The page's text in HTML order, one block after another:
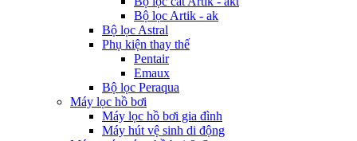
Bộ lọc Artik - ak
Bộ lọc Astral
Phụ kiện thay thế
Pentair
Emaux
Bộ lọc Peraqua
Máy lọc hồ bơi
Máy lọc hồ bơi gia đình
Máy hút vệ sinh di động